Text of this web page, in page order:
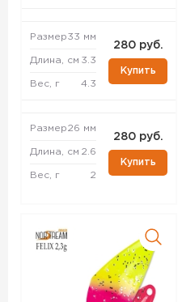
Размер33 мм
Длина, см 3.3
Вес, г 4.3
280 руб.
Купить
Размер26 мм
Длина, см 2.6
Вес, г 2
280 руб.
Купить